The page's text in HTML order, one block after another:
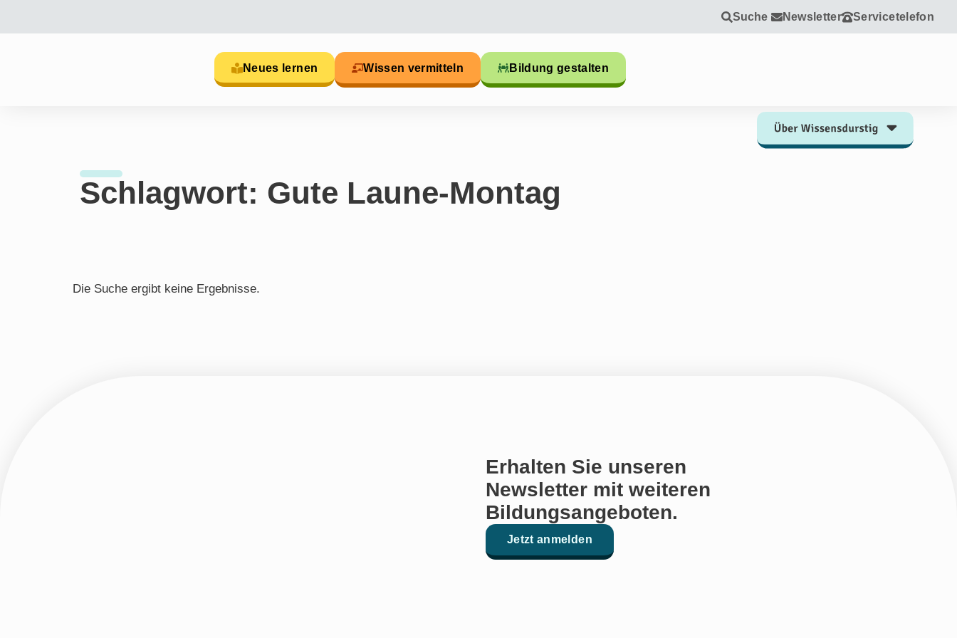
Suche Newsletter Servicetelefon
Neues lernen Wissen vermitteln Bildung gestalten
Schlagwort: Gute Laune-Montag
Die Suche ergibt keine Ergebnisse.
Erhalten Sie unseren
Newsletter mit weiteren
Bildungsangeboten.
Jetzt anmelden